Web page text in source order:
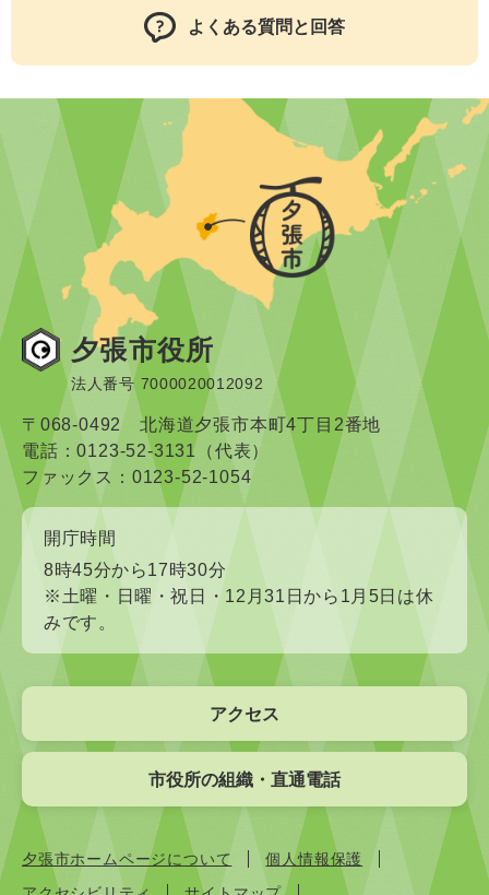
よくある質問と回答
夕張市役所
法人番号 7000020012092
〒068-0492 北海道夕張市本町4丁目2番地
電話：0123-52-3131（代表）
ファックス：0123-52-1054
開庁時間
8時45分から17時30分
※土曜・日曜・祝日・12月31日から1月5日は休
みです。
アクセス
市役所の組織・直通電話
夕張市ホームページについて
個人情報保護